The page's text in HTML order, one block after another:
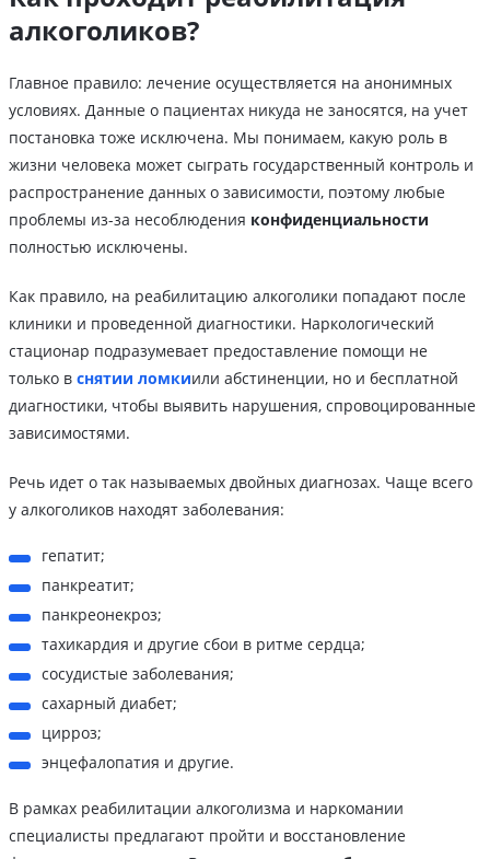
алкоголиков?
Главное правило: лечение осуществляется на анонимных
условиях. Данные о пациентах никуда не заносятся, на учет
постановка тоже исключена. Мы понимаем, какую роль в
жизни человека может сыграть государственный контроль и
распространение данных о зависимости, поэтому любые
проблемы из-за несоблюдения конфиденциальности
полностью исключены.
Как правило, на реабилитацию алкоголики попадают после
клиники и проведенной диагностики. Наркологический
стационар подразумевает предоставление помощи не
только в снятии ломкиили абстиненции, но и бесплатной
диагностики, чтобы выявить нарушения, спровоцированные
зависимостями.
Речь идет о так называемых двойных диагнозах. Чаще всего
у алкоголиков находят заболевания:
гепатит;
панкреатит;
панкреонекроз;
тахикардия и другие сбои в ритме сердца;
сосудистые заболевания;
сахарный диабет;
цирроз;
энцефалопатия и другие.
В рамках реабилитации алкоголизма и наркомании
специалисты предлагают пройти и восстановление